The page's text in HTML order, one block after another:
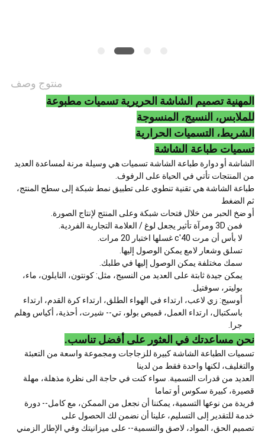
منتوج وصف
المهنية تصميم الشاشة الحريرية تسميات مطبوعة
للملابس، النسيج، المنسوجة
الشريط، التسميات الحرارية
تسميات طباعة الشاشة
الشاشة أو دوارة طباعة الشاشة تسميات هي وسيلة مرنة لمساعدة العديد
من المنتجات تأتي في الحياة على الرفوف.
طباعة الشاشة هي تقنية تنطوي على تطبيق نمط شبكة إلى سطح المنتج،
ثم الضغط
أو ضخ الحبر من خلال فتحات شبكة وعلى المنتج لإنتاج الصورة.
فمن 3D ومرآة تأثير يجعل لوغ / العلامة التجارية الفردية.
لا بأس أن مرت 40'c غسلها اختبار 20 مرات.
تسلق وشعار لامع يمكن الوصول إليها.
سمك مختلفة يمكن الوصول إليها في طلبك.
يمكن جيدة ثابتة على العديد من النسيج، مثل: كونتون، النايلون، ماء،
بوليتر، سوفتيل.
أوسيج: زي لاعب، ارتداء في الهواء الطلق، ارتداء كرة القدم، ارتداء
باسكتبال، ارتداء العمل، قميص بولو، تي-- شيرت، أحذية، أكياس وهلم
جرا.
نحن مساعدتك في العثور على أفضل تناسب.
تسميات الطباعة الشاشة كبيرة للزجاجات ومجموعة واسعة من التعبئة
والتغليف، لكنها واحدة فقط من لدينا
العديد من قدرات التسمية. سواء كنت في حاجة الى نظرة مذهلة، مهلة
قصيرة، كبيرة سكوس أو تماما
فريدة من نوعها التسمية، يمكننا أن نجعل من الممكن، مع كامل-- دورة
خدمة للتقدير إلى التسليم، علينا أن نضمن لك الحصول على
تصميم الحق، المواد، لاصق والتسمية-- على ميزانيتك وفي الإطار الزمني